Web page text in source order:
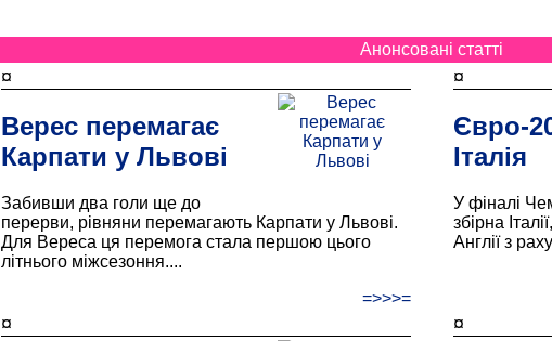
Анонсовані статті
¤
Верес перемагає
Карпати у Львові
Забивши два голи ще до
перерви, рівняни перемагають Карпати у Львові.
Для Вереса ця перемога стала першою цього
літнього міжсезоння....
=>>>=
¤
Євро-
Італія
У фіналі
збірна
Англії з
¤ ¤